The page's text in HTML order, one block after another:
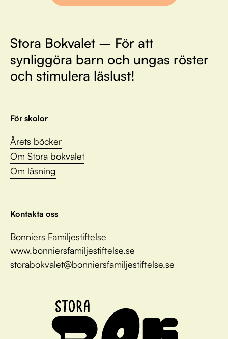
Stora Bokvalet – För att
synliggöra barn och ungas röster
och stimulera läslust!
För skolor
Årets böcker
Om Stora bokvalet
Om läsning
Kontakta oss
Bonniers Familjestiftelse
www.bonniersfamiljestiftelse.se
storabokvalet@bonniersfamiljestiftelse.se